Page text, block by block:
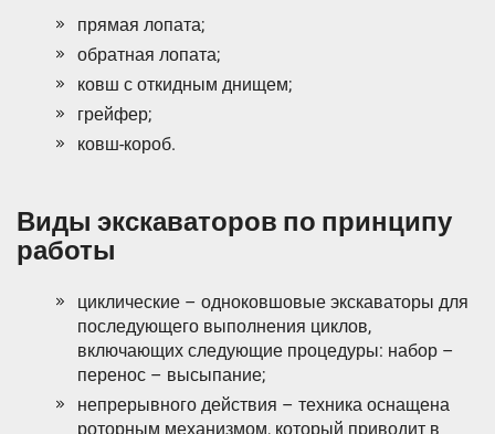
прямая лопата;
обратная лопата;
ковш с откидным днищем;
грейфер;
ковш-короб.
Виды экскаваторов по принципу
работы
циклические – одноковшовые экскаваторы для
последующего выполнения циклов,
включающих следующие процедуры: набор –
перенос – высыпание;
непрерывного действия – техника оснащена
роторным механизмом, который приводит в